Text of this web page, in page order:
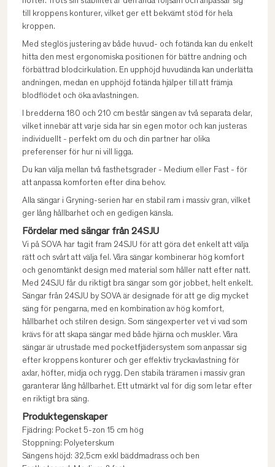
till kroppens konturer, vilket ger ett bekvämt stöd för hela
kroppen.
Med steglös justering av både huvud- och fotända kan du enkelt
hitta den mest ergonomiska positionen för bättre andning och
förbättrad blodcirkulation. En upphöjd huvudända kan underlätta
andningen, medan en upphöjd fotända hjälper till att främja
blodflödet och öka avlastningen.
I bredderna 180 och 210 cm består sängen av två separata delar,
vilket innebär att varje sida har sin egen motor och kan justeras
individuellt - perfekt om du och din partner har olika
preferenser för hur ni vill ligga.
Du kan välja mellan två fasthetsgrader - Medium eller Fast - för
att anpassa komforten efter dina behov.
Alla sängar i Gryning-serien har en stabil ram i massiv gran, vilket
ger lång hållbarhet och en gedigen känsla.
Fördelar med sängar från 24SJU
Vi på SOVA har tagit fram 24SJU för att göra det enkelt att välja
rätt och svårt att välja fel. Våra sängar kombinerar hög komfort
och genomtänkt design med material som håller natt efter natt.
Med 24SJU får du riktigt bra sängar som gör jobbet, helt enkelt.
Sängar från 24SJU by SOVA är designade för att ge dig mycket
säng för pengarna, med en kombination av hög komfort,
hållbarhet och stilren design. Som sängexperter vet vi vad som
krävs för att skapa sängar med både hjärna och muskler. Våra
sängar är utrustade med pocketfjädersystem som anpassar sig
efter kroppens konturer och ger effektiv tryckavlastning för
axlar, höfter, midja och rygg. Den stabila träramen i massiv gran
garanterar lång hållbarhet. Ett utmärkt val för dig som letar efter
en riktigt bra säng.
Produktegenskaper
Fjädring: Pocket 5-zon 15 cm hög
Stoppning: Polyeterskum
Sängens höjd: 32,5cm exkl bäddmadrass och ben